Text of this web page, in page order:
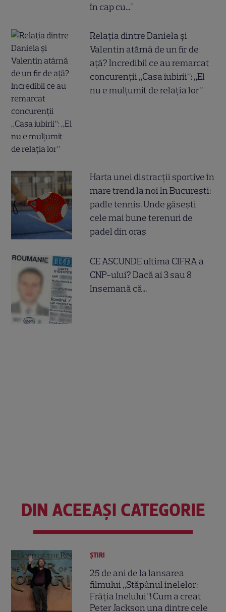
în cap cu..."
Relația dintre Daniela și
Valentin atârnă de un fir de
ață? Incredibil ce au remarcat
concurenții „Casa iubirii”: „El
nu e mulțumit de relația lor”
Harta unei distracții sportive în
mare trend la noi în București:
padle tennis. Unde găsești
cele mai bune terenuri de
padel din oraș
CE ASCUNDE ultima CIFRA a
CNP-ului? Dacă ai 3 sau 8
însemană că...
DIN ACEEAȘI CATEGORIE
ȘTIRI
25 de ani de la lansarea
filmului „Stăpânul inelelor:
Frăția Inelului”! Cum a creat
Peter Jackson una dintre cele